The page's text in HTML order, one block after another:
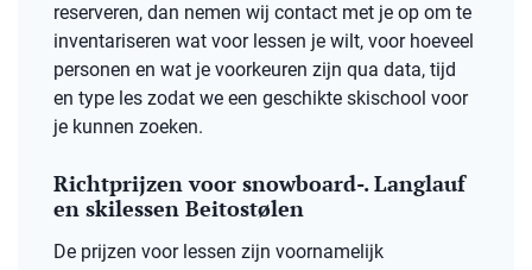
reserveren, dan nemen wij contact met je op om te
inventariseren wat voor lessen je wilt, voor hoeveel
personen en wat je voorkeuren zijn qua data, tijd
en type les zodat we een geschikte skischool voor
je kunnen zoeken.
Richtprijzen voor snowboard-. Langlauf
en skilessen Beitostølen
De prijzen voor lessen zijn voornamelijk